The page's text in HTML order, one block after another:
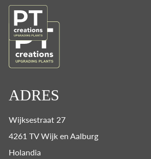
ADRES
Wijksestraat 27
4261 TV Wijk en Aalburg
Holandia